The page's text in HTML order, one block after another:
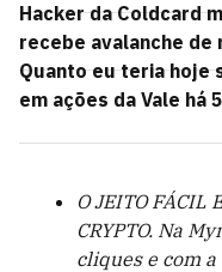
Hacker da Coldcard
recebe avalanche de
Quanto eu teria hoje
em ações da Vale há
O JEITO FÁCIL
CRYPTO. Na
cliques e com